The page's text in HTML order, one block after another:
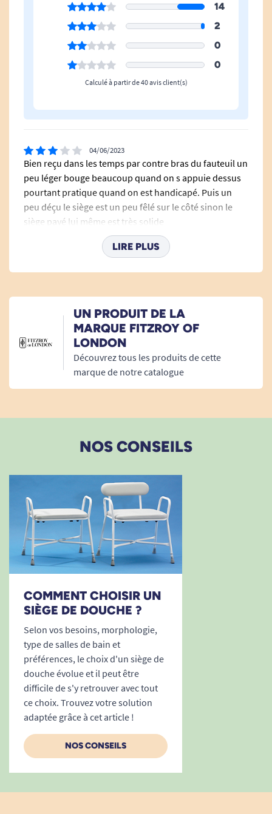
Plaque arrière en aluminium
Rembourrage polyuréthane
Voir tous les sièges de douche rabattables.
Voir tous les produits pour m'aider à rester debout.
14
2
0
0
Calculé à partir de 40 avis client(s)
04/06/2023
Bien reçu dans les temps par contre bras du fauteuil un
peu léger bouge beaucoup quand on s appuie dessus
pourtant pratique quand on est handicapé. Puis un
peu déçu le siège est un peu fêlé sur le côté sinon le
siège payé lui même est très solide
A. Anonymous
19/01/2023
20/08/2022
05/05/2022
Produit conforme à la photo
A. Anonymous
1 2 3
LIRE PLUS
UN PRODUIT DE LA
MARQUE FITZROY OF
LONDON
Découvrez tous les produits de cette
marque de notre catalogue
NOS CONSEILS
COMMENT CHOISIR UN
SIÈGE DE DOUCHE ?
Selon vos besoins, morphologie,
type de salles de bain et
préférences, le choix d'un siège de
douche évolue et il peut être
difficile de s'y retrouver avec tout
ce choix. Trouvez votre solution
adaptée grâce à cet article !
NOS CONSEILS